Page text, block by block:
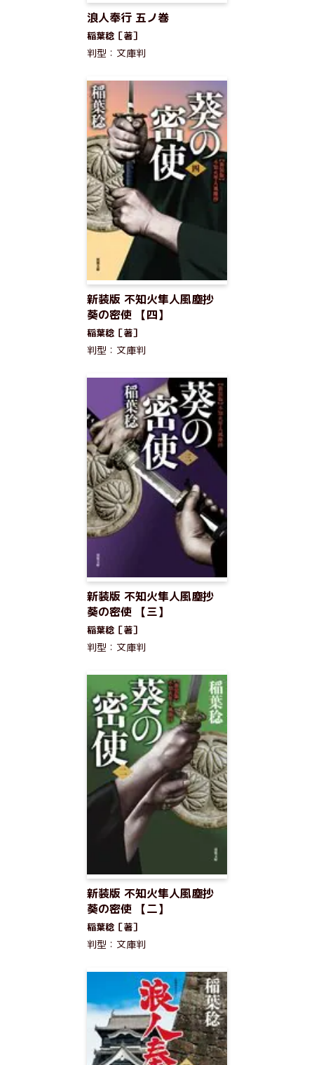
浪人奉行 五ノ巻
稲葉稔［著］
判型：文庫判
新装版 不知火隼人風塵抄
葵の密使 【四】
稲葉稔［著］
判型：文庫判
新装版 不知火隼人風塵抄
葵の密使 【三】
稲葉稔［著］
判型：文庫判
新装版 不知火隼人風塵抄
葵の密使 【二】
稲葉稔［著］
判型：文庫判